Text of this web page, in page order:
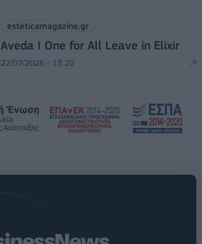
esteticamagazine.gr
Aveda I One for All Leave in Elixir
22/07/2026 - 13:20